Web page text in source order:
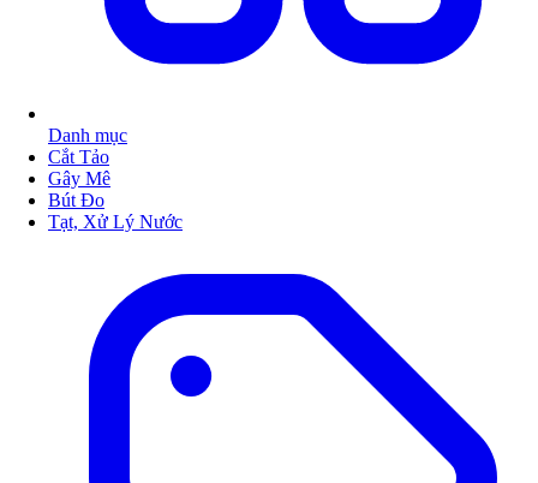
Danh mục
Cắt Tảo
Gây Mê
Bút Đo
Tạt, Xử Lý Nước